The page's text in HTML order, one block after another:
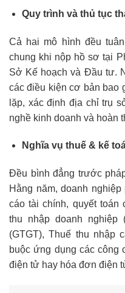
Quy trình và thủ tục
Cả hai mô hình đều
chung khi nộp hồ sơ tại
Sở Kế hoạch và Đầu tư.
các điều kiện cơ bản bao
lặp, xác định địa chỉ trụ
nghề kinh doanh và hoàn
Nghĩa vụ thuế & kế
Đều bình đẳng trước
Hằng năm, doanh
cáo tài chính, quyết
thu nhập doanh nghiệp
(GTGT), Thuế thu nhập
buộc ứng dụng các công
điện tử hay hóa đơn điện